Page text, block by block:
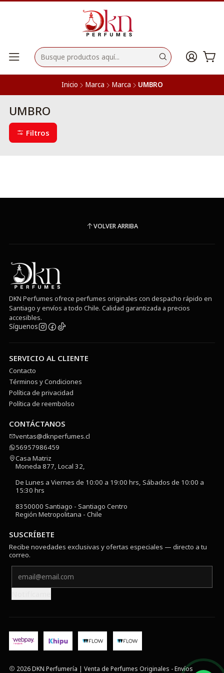
Inicio Marca Marca UMBRO
UMBRO
Filtros
VOLVER ARRIBA
DKN Perfumes ofrece perfumes originales con despacho rápido en
Santiago y envíos a todo Chile. Calidad garantizada a precios
accesibles.
Síguenos
SERVICIO AL CLIENTE
Contacto
Términos y Condiciones
Política de privacidad
Política de reembolso
CONTÁCTANOS
ventas@dknperfumes.cl
56957986459
Casa Matriz
Moneda 877, Local 32,
De Lunes a Viernes de 10:00 a 19:00 hrs, Sábados de 10:00 a
15:30 hrs
8350000 Santiago - Santiago Centro
Región Metropolitana - Chile
SUSCRÍBETE
Recibe novedades exclusivas y ofertas especiales — directo a tu
correo.
2026 DKN Perfumería | Venta de Perfumes Originales - Envíos